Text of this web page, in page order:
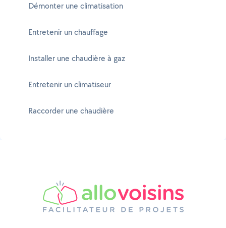
Démonter une climatisation
Entretenir un chauffage
Installer une chaudière à gaz
Entretenir un climatiseur
Raccorder une chaudière